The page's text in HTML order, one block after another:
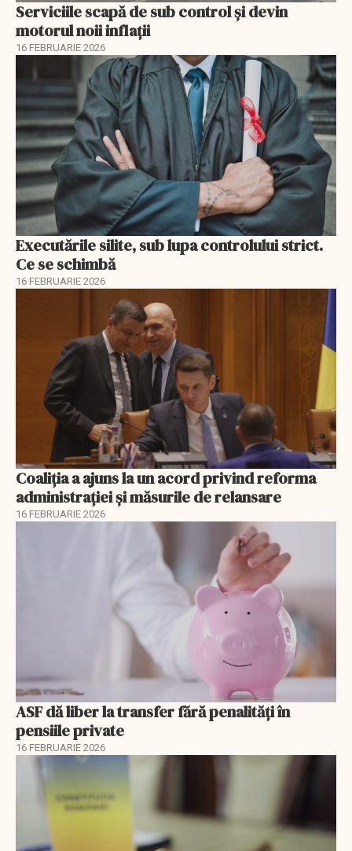
Serviciile scapă de sub control și devin
motorul noii inflații
16 FEBRUARIE 2026
Executările silite, sub lupa controlului strict.
Ce se schimbă
16 FEBRUARIE 2026
Coaliția a ajuns la un acord privind reforma
administrației și măsurile de relansare
16 FEBRUARIE 2026
ASF dă liber la transfer fără penalități în
pensiile private
16 FEBRUARIE 2026